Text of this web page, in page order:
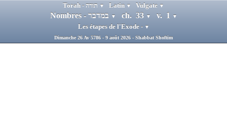
▼ Latin ▼ Vulgate ▼
▼ ch. 33 ▼ v. 1 ▼
Les étapes de l'Exode - ▼
Dimanche 26 Av 5786 - 9 août 2026 - Shabbat Shoftim